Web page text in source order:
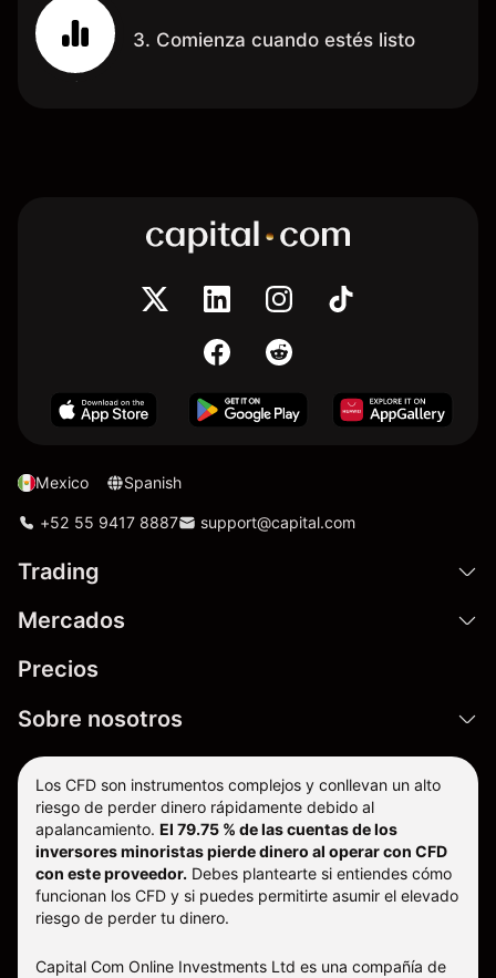
3. Comienza cuando estés listo
Mexico Spanish
+52 55 9417 8887 support@capital.com
Trading
Mercados
Precios
Sobre nosotros
Los CFD son instrumentos complejos y conllevan un alto
riesgo de perder dinero rápidamente debido al
apalancamiento. El 79.75 % de las cuentas de los
inversores minoristas pierde dinero al operar con CFD
con este proveedor. Debes plantearte si entiendes cómo
funcionan los CFD y si puedes permitirte asumir el elevado
riesgo de perder tu dinero.
Capital Com Online Investments Ltd es una compañía de